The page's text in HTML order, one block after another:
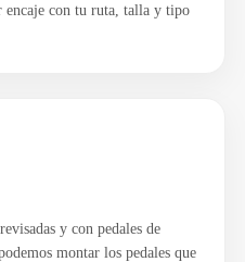
encaje con tu ruta, talla y tipo
y con pedales de
montar los pedales que